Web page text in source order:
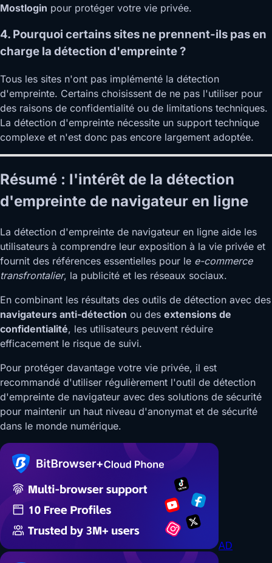
Mostlogin pour protéger votre vie privée.
4. Pourquoi certains sites ne prennent-ils pas en
charge la détection d'empreinte ?
Tous les sites n'ont pas implémenté la détection
d'empreinte. Certains choisissent de ne pas l'utiliser pour
des raisons de confidentialité ou de limitations techniques.
La détection d'empreinte nécessite un support technique
complexe et n'est donc pas encore largement adoptée.
Résumé : l'intérêt de la détection
d'empreinte de navigateur en ligne
La détection d'empreinte de navigateur en ligne aide les
utilisateurs à comprendre leur exposition à la vie privée et
fournit des références essentielles pour le e-commerce
transfrontalier, la publicité et les réseaux sociaux.
En combinant les résultats des outils de détection avec des
navigateurs anti-détection ou des extensions de
confidentialité, les utilisateurs peuvent réduire
efficacement le risque de suivi.
Pour protéger davantage votre vie privée, il est
recommandé d'utiliser régulièrement l'outil de détection
d'empreinte de navigateur avec des solutions de sécurité
pour maintenir un haut niveau d'anonymat et de sécurité
dans le monde numérique.
AD